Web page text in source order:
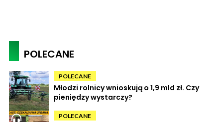
POLECANE
POLECANE
Młodzi rolnicy wnioskują o 1,9 mld zł. Czy
pieniędzy wystarczy?
POLECANE